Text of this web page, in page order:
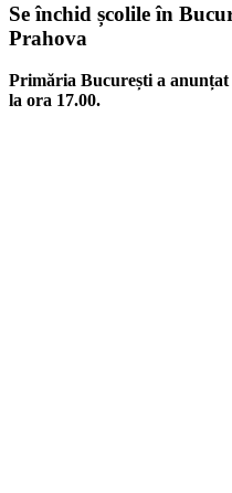
Se închid școlile în
Prahova
Primăria București a anunțat
la ora 17.00.